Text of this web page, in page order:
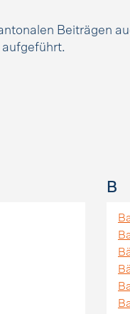
Beiträgen
aufgeführt.
B